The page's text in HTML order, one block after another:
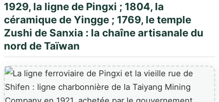
1929, la ligne de Pingxi ; 1804, la
céramique de Yingge ; 1769, le temple
Zushi de Sanxia : la chaîne artisanale du
nord de Taïwan